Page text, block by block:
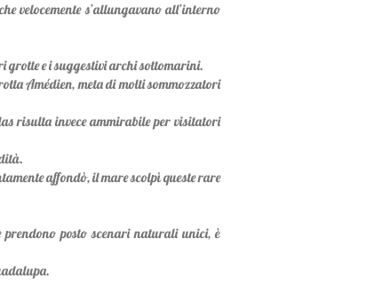
velocemente s’allungavano all’interno
grotte e i suggestivi archi sottomarini.
Amédien, meta di molti sommozzatori
risulta invece ammirabile per visitatori
affondò, il mare scolpì queste rare
posto scenari naturali unici, è